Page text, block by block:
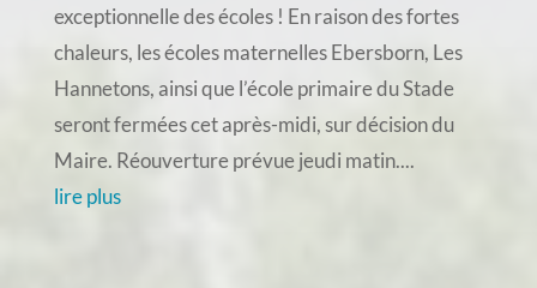
exceptionnelle des écoles ! En raison des fortes
chaleurs, les écoles maternelles Ebersborn, Les
Hannetons, ainsi que l’école primaire du Stade
seront fermées cet après-midi, sur décision du
Maire. Réouverture prévue jeudi matin....
lire plus